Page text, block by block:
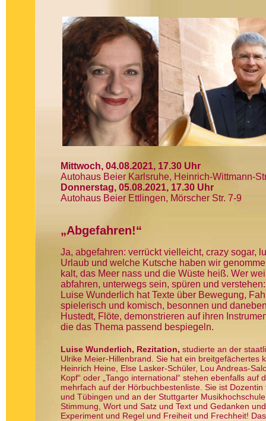
Mittwoch, 04.08.2021, 17.30 Uhr
Autohaus Beier Karlsruhe, Heinrich-Wittmann-
Donnerstag, 05.08.2021, 17.30 Uhr
Autohaus Beier Ettlingen, Mörscher Str. 7-9
„Abgefahren!“
Ja, abgefahren: verrückt vielleicht, crazy sogar,
Urlaub und welche Kutsche haben wir
kalt, das Meer nass und die Wüste heiß. Wer
abfahren, unterwegs sein, spüren und
Luise Wunderlich hat Texte über Bewegung,
spielerisch und komisch, besonnen und
Hustedt, Flöte, demonstrieren auf ihren
die das Thema passend bespiegeln.
Luise Wunderlich, Rezitation, studierte an der
Ulrike Meier-Hillenbrand. Sie hat ein
Heinrich Heine, Else Lasker-Schüler, Lou Andreas-
Kopf“ oder „Tango international“ stehen ebenfalls
mehrfach auf der Hörbuchbestenliste. Sie ist
und Tübingen und an der Stuttgarter
Stimmung, Wort und Satz und Text und Gedanken
Experiment und Regel und Freiheit und Frechheit!